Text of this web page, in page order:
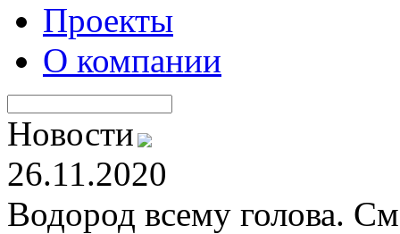
Проекты
О компании
Новости
26.11.2020
Водород всему голова.